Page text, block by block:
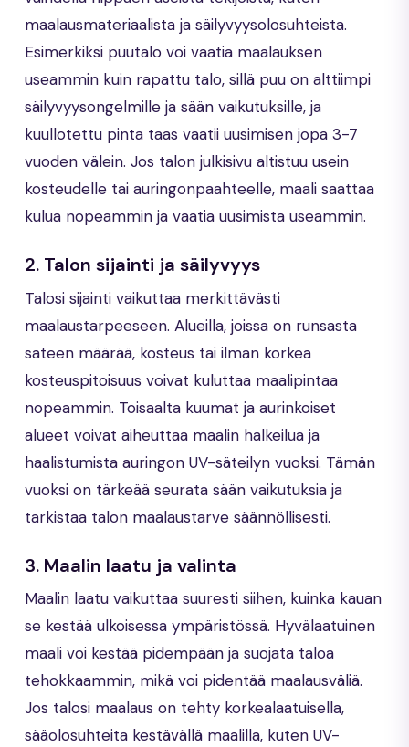
maalausmateriaalista ja säilyvyysolosuhteista.
Esimerkiksi puutalo voi vaatia maalauksen
useammin kuin rapattu talo, sillä puu on alttiimpi
säilyvyysongelmille ja sään vaikutuksille, ja
kuullotettu pinta taas vaatii uusimisen jopa 3-7
vuoden välein. Jos talon julkisivu altistuu usein
kosteudelle tai auringonpaahteelle, maali saattaa
kulua nopeammin ja vaatia uusimista useammin.
2. Talon sijainti ja säilyvyys
Talosi sijainti vaikuttaa merkittävästi
maalaustarpeeseen. Alueilla, joissa on runsasta
sateen määrää, kosteus tai ilman korkea
kosteuspitoisuus voivat kuluttaa maalipintaa
nopeammin. Toisaalta kuumat ja aurinkoiset
alueet voivat aiheuttaa maalin halkeilua ja
haalistumista auringon UV-säteilyn vuoksi. Tämän
vuoksi on tärkeää seurata sään vaikutuksia ja
tarkistaa talon maalaustarve säännöllisesti.
3. Maalin laatu ja valinta
Maalin laatu vaikuttaa suuresti siihen, kuinka kauan
se kestää ulkoisessa ympäristössä. Hyvälaatuinen
maali voi kestää pidempään ja suojata taloa
tehokkaammin, mikä voi pidentää maalausväliä.
Jos talosi maalaus on tehty korkealaatuisella,
sääolosuhteita kestävällä maalilla, kuten UV-